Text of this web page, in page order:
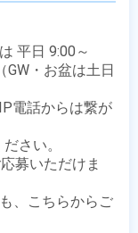
平日 9:00～
GW・お盆は土日
電話からは繋が
さい。
募いただけま
、こちらからご